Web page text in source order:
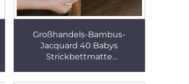
Großhandels-Bambus-
Jacquard 40 Babys
Strickbettmatte